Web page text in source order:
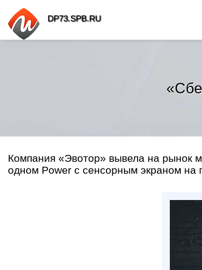
Компания «Эвотор» вывела на рынок
одном Power с сенсорным экраном на
DP73.SPB.RU